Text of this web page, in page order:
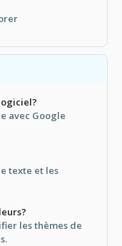
avec Google
texte et les
les thèmes de